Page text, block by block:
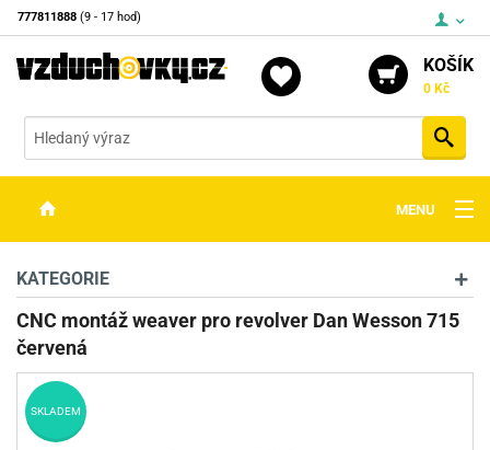
777811888 (9 - 17 hod)
KOŠÍK
0 Kč
MENU
STŘELIVO
PŘÍSLUŠENSTVÍ
DETEKTORY KOVŮ
KATEGORIE
CNC montáž weaver pro revolver Dan Wesson 715
červená
SKLADEM